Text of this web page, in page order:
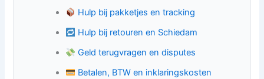
Hulp bij pakketjes en tracking
Hulp bij retouren en Schiedam
Geld terugvragen en disputes
Betalen, BTW en inklaringskosten